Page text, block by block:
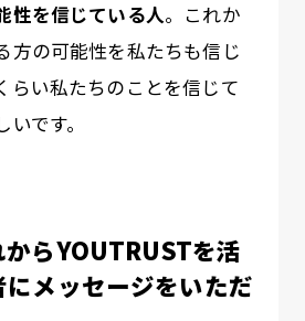
性を信じている人。これか
方の可能性を私たちも信じ
らい私たちのことを信じて
です。
らYOUTRUSTを活
メッセージをいただ